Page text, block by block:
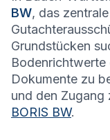
BW, das
Grundstücken
Bodenrichtwerte
Dokumente zu
und den Zugang
BORIS BW.